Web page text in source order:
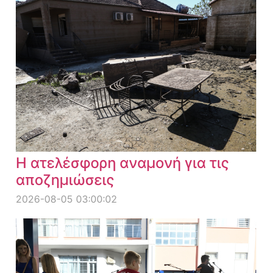
Η ατελέσφορη αναμονή για τις
αποζημιώσεις
2026-08-05 03:00:02